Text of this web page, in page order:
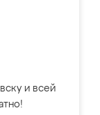
и всей